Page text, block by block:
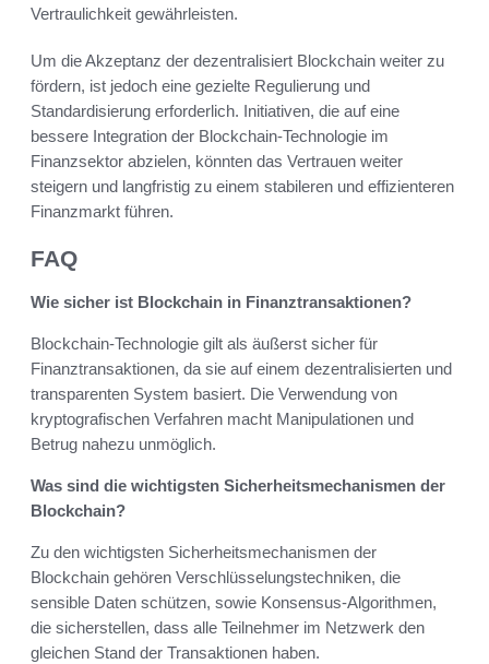
Vertraulichkeit gewährleisten.
Um die Akzeptanz der dezentralisiert Blockchain weiter zu
fördern, ist jedoch eine gezielte Regulierung und
Standardisierung erforderlich. Initiativen, die auf eine
bessere Integration der Blockchain-Technologie im
Finanzsektor abzielen, könnten das Vertrauen weiter
steigern und langfristig zu einem stabileren und effizienteren
Finanzmarkt führen.
FAQ
Wie sicher ist Blockchain in Finanztransaktionen?
Blockchain-Technologie gilt als äußerst sicher für
Finanztransaktionen, da sie auf einem dezentralisierten und
transparenten System basiert. Die Verwendung von
kryptografischen Verfahren macht Manipulationen und
Betrug nahezu unmöglich.
Was sind die wichtigsten Sicherheitsmechanismen der
Blockchain?
Zu den wichtigsten Sicherheitsmechanismen der
Blockchain gehören Verschlüsselungstechniken, die
sensible Daten schützen, sowie Konsensus-Algorithmen,
die sicherstellen, dass alle Teilnehmer im Netzwerk den
gleichen Stand der Transaktionen haben.